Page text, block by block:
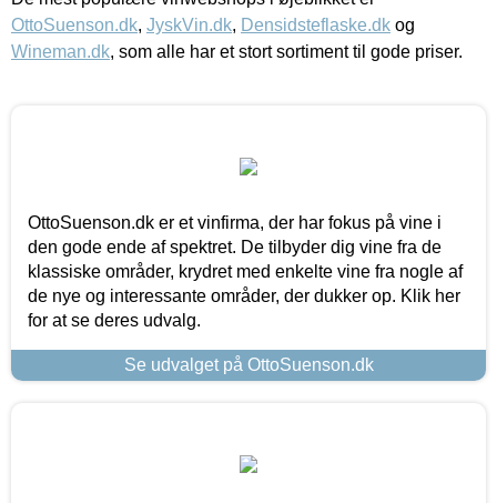
OttoSuenson.dk, JyskVin.dk, Densidsteflaske.dk og
Wineman.dk, som alle har et stort sortiment til gode priser.
OttoSuenson.dk er et vinfirma, der har fokus på vine i
den gode ende af spektret. De tilbyder dig vine fra de
klassiske områder, krydret med enkelte vine fra nogle af
de nye og interessante områder, der dukker op. Klik her
for at se deres udvalg.
Se udvalget på OttoSuenson.dk